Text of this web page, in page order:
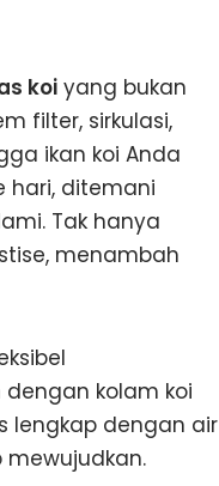
koi yang bukan
filter, sirkulasi,
ikan koi Anda
hari, ditemani
Tak hanya
menambah
kolam koi
lengkap dengan air
mewujudkan.